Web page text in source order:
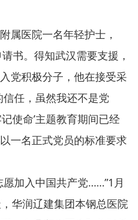
医院一名年轻护士，
书。得知武汉需要支援，
党积极分子，他在接受采
任，虽然我还不是党
使命’主题教育期间已经
一名正式党员的标准要求
加入中国共产党……”1月
华润辽建集团本钢总医院